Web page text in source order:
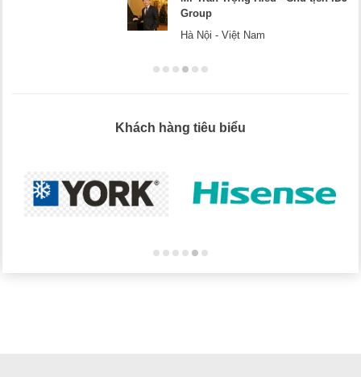
Group
Hà Nội - Việt Nam
Khách hàng tiêu biểu